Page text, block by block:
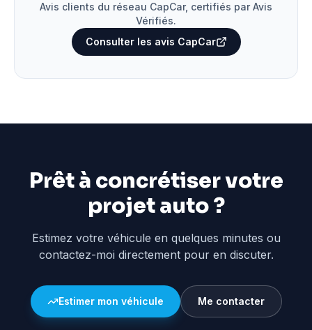
Avis clients du réseau CapCar, certifiés par Avis
Vérifiés.
Consulter les avis CapCar
Prêt à concrétiser votre
projet auto ?
Estimez votre véhicule en quelques minutes ou
contactez-moi directement pour en discuter.
Estimer mon véhicule Me contacter